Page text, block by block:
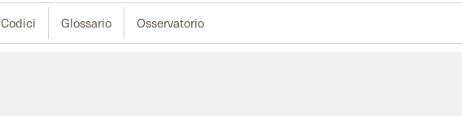
Codici Glossario Osservatorio